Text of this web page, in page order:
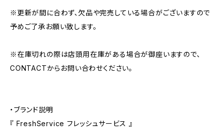
※更新が間に合わず、欠品や完売している場合がございますので
予めご了承お願い致します。
※在庫切れの際は店頭用在庫がある場合が御座いますので、
CONTACTからお問い合わせください。
・ブランド説明
『 FreshService フレッシュサービス 』